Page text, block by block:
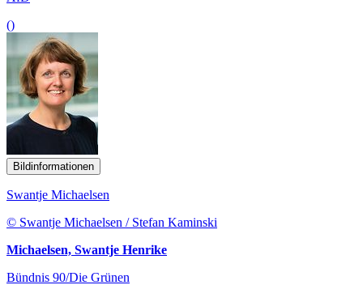
()
Bildinformationen
Swantje Michaelsen
© Swantje Michaelsen / Stefan Kaminski
Michaelsen, Swantje Henrike
Bündnis 90/Die Grünen